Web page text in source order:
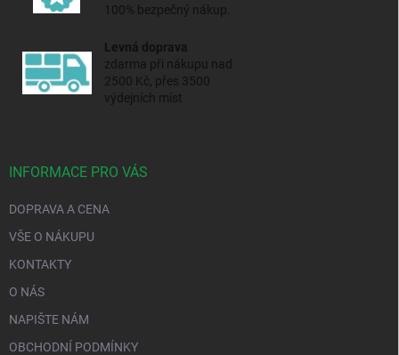
100% bezpečný nákup.
Levná doprava
zdarma při nákupu nad
2500 Kč, přes 3500
výdejních míst
INFORMACE PRO VÁS
DOPRAVA A CENA
VŠE O NÁKUPU
KONTAKTY
O NÁS
NAPIŠTE NÁM
OBCHODNÍ PODMÍNKY